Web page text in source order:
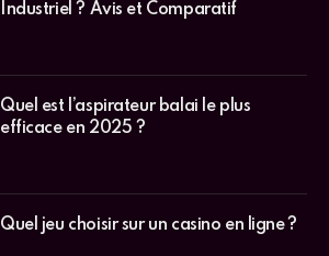
Industriel ? Avis et Comparatif
Quel est l’aspirateur balai le plus
efficace en 2025 ?
Quel jeu choisir sur un casino en ligne ?